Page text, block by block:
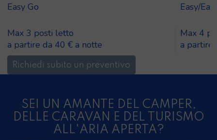
Easy Go
Max 3 posti letto
a partire da 40 € a notte
Easy/
Max 4
a partire
Richiedi subito un preventivo
SEI UN AMANTE DEL CAMPER,
DELLE CARAVAN E DEL TURISMO
ALL'ARIA APERTA?